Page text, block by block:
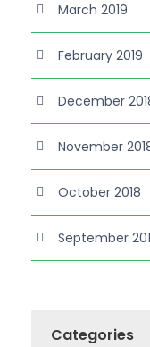
March 2019
February 2019
December
November
October 2018
September
Categories